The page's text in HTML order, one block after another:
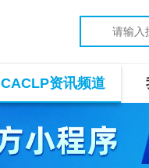
CACLP资讯频道